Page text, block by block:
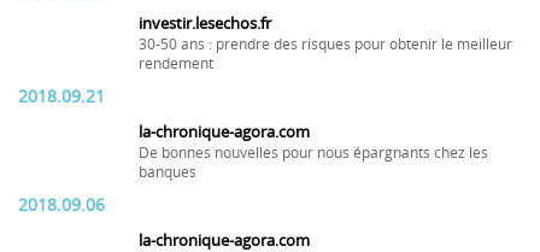
investir.lesechos.fr
30-50 ans : prendre des risques pour obtenir le meilleur
rendement
2018.09.21
la-chronique-agora.com
De bonnes nouvelles pour nous épargnants chez les
banques
2018.09.06
la-chronique-agora.com